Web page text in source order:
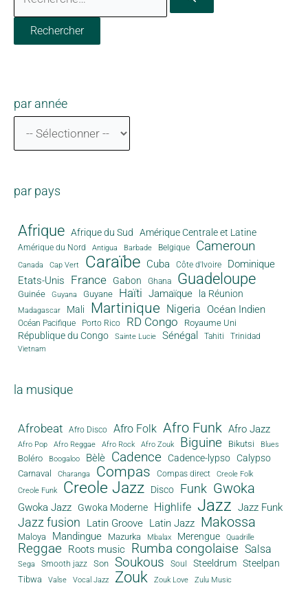
par année
par pays
Afrique Afrique du Sud Amérique Centrale et Latine
Amérique du Nord Antigua Barbade Belgique Cameroun
Canada Cap Vert Caraïbe Cuba Côte d'Ivoire
Dominique
Etats-Unis
France Gabon Ghana Guadeloupe
Guinée Guyana Guyane Haïti Jamaïque la Réunion
Madagascar Mali Martinique Nigeria Océan Indien
Océan Pacifique Porto Rico RD Congo Royaume Uni
République du Congo Sainte Lucie Sénégal Tahiti Trinidad
Vietnam
la musique
Afrobeat Afro Disco Afro Folk Afro Funk Afro Jazz
Afro Pop Afro Reggae Afro Rock Afro Zouk Biguine Bikutsi Blues
Boléro Boogaloo Bèlè Cadence Cadence-lypso Calypso
Carnaval Charanga Compas Compas direct
Creole Folk
Creole Funk
Creole Jazz Disco Funk Gwoka
Gwoka Jazz Gwoka Moderne Highlife Jazz Jazz Funk
Jazz fusion Latin Groove Latin Jazz Makossa
Maloya Mandingue Mazurka Mbalax Merengue Quadrille
Reggae Roots music Rumba congolaise Salsa
Sega Smooth jazz Son Soukous Soul Steeldrum Steelpan
Tibwa Valse Vocal Jazz Zouk Zouk Love Zulu Music